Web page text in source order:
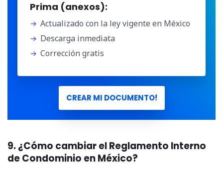
Prima (anexos):
Actualizado con la ley vigente en México
Descarga inmediata
Corrección gratis
CREAR MI DOCUMENTO!
9. ¿Cómo cambiar el Reglamento Interno
de Condominio en México?